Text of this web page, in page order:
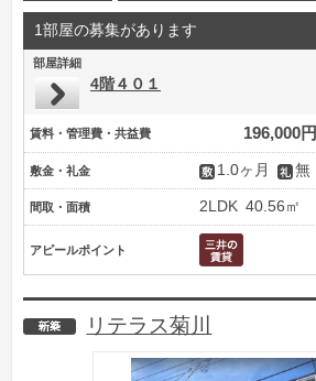
1部屋の募集があります
部屋詳細
4階４０１
賃料・管理費・共益費 196,000円
敷金・礼金 1.0ヶ月 無
間取・面積 2LDK 40.56㎡
アピールポイント
新築
リテラス菊川